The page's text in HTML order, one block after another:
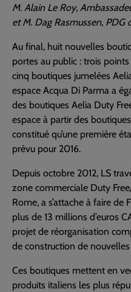
M. Alain Le Roy,
et M. Dag Rasmussen, PDG
Au final, huit nouvelles
portes au public : trois
cinq boutiques jumelées
espace Acqua Di Parma a
des boutiques Aelia Duty
espace à partir des
constitué qu’une première
prévu pour 2016.
Depuis octobre 2012, LS
zone commerciale Duty
Rome, a s’attache à faire de
plus de 13 millions d’euros
projet de réorganisation
de construction de
Ces boutiques mettent en
produits italiens les plus